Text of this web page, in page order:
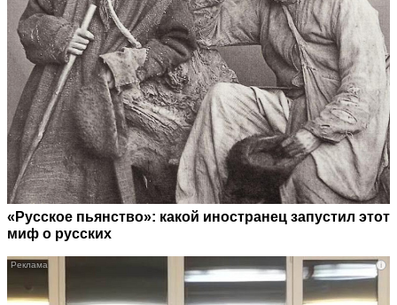
«Русское пьянство»: какой иностранец запустил этот
миф о русских
i